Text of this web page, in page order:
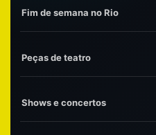
Fim de semana no Rio
Peças de teatro
Shows e concertos